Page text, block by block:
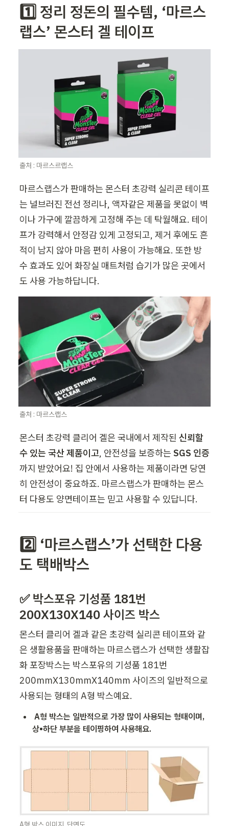
1️⃣ 정리 정돈의 필수템, ‘마르스
랩스’ 몬스터 겔 테이프
출처 : 마르스르랩스
마르스랩스가 판매하는 몬스터 초강력 실리콘 테이프
는 널브러진 전선 정리나, 액자같은 제품을 못없이 벽
이나 가구에 깔끔하게 고정해 주는 데 탁월해요. 테이
프가 강력해서 안정감 있게 고정되고, 제거 후에도 흔
적이 남지 않아 마음 편히 사용이 가능해요. 또한 방
수 효과도 있어 화장실 매트처럼 습기가 많은 곳에서
도 사용 가능하답니다.
출처 : 마르스랩스
몬스터 초강력 클리어 겔은 국내에서 제작된 신뢰할
수 있는 국산 제품이고, 안전성을 보증하는 SGS 인증
까지 받았어요! 집 안에서 사용하는 제품이라면 당연
히 안전성이 중요하죠. 마르스랩스가 판매하는 몬스
터 다용도 양면테이프는 믿고 사용할 수 있답니다.
2️⃣ ‘마르스랩스’가 선택한 다용
도 택배박스
✅ 박스포유 기성품 181번
200X130X140 사이즈 박스
몬스터 클리어 겔과 같은 초강력 실리콘 테이프와 같
은 생활용품을 판매하는 마르스랩스가 선택한 생활잡
화 포장박스는 박스포유의 기성품 181번
200mmX130mmX140mm 사이즈의 일반적으로
사용되는 형태의 A형 박스예요.
A형 박스는 일반적으로 가장 많이 사용되는 형태이며,
상•하단 부분을 테이핑하여 사용해요.